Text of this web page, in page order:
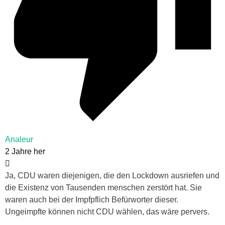
Analeur
2 Jahre her
Ja, CDU waren diejenigen, die den Lockdown ausriefen und
die Existenz von Tausenden menschen zerstört hat. Sie
waren auch bei der Impfpflich Befürworter dieser.
Ungeimpfte können nicht CDU wählen, das wäre pervers.